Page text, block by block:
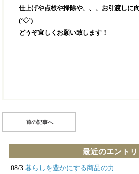
仕上げや点検や掃除や、、、お引渡しに
(‘◇’)ゞ
どうぞ宜しくお願い致します！
前の記事へ
最近のエントリ
08/3 暮らしを豊かにする商品の力